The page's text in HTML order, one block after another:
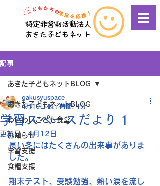
記事
あきた子どもネットBLOG
わいわいこども食堂
お知らせ
学習支援
食糧支援
あきた子どもネットBLOG
学習スペースだより 1
gakusyuspace
4月10日 読了時間: 1分
更新日：4月12日
長い冬にはたくさんの出来事がありま
した。
期末テスト、受験勉強、熱い涙を流し